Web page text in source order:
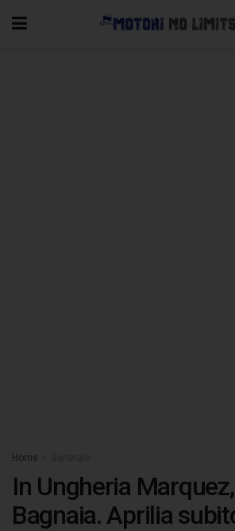
Home
In Ungheria
Bagnaia. Aprilia